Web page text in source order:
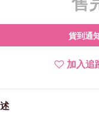
貨到通
加入追